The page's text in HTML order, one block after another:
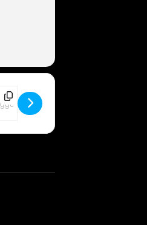
- Peter Wackel LIVE in CH-Arosa